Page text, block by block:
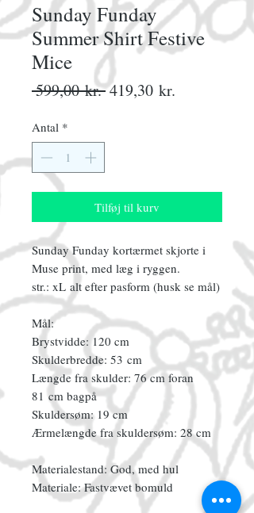
Sunday Funday
Summer Shirt Festive
Mice
599,00 kr. Regulær
419,30 kr.
Antal *
Tilføj til kurv
Sunday Funday kortærmet skjorte i
Muse print, med læg i ryggen.
str.: xL alt efter pasform (husk se mål)
Mål:
Brystvidde: 120 cm
Skulderbredde: 53 cm
Længde fra skulder: 76 cm foran
81 cm bagpå
Skuldersøm: 19 cm
Ærmelængde fra skuldersøm: 28 cm
Materialestand: God, med hul
Materiale: Fastvævet bomuld